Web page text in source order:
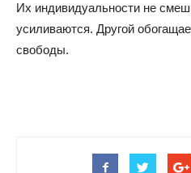
Их индивидуальности не
усиливаются. Другой
свободы.